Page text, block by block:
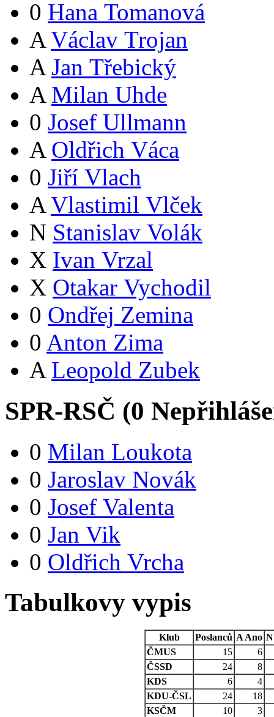
0 Hana Tomanová
A Václav Trojan
A Jan Třebický
A Milan Uhde
0 Josef Ullmann
A Oldřich Váca
0 Jiří Vlach
A Vlastimil Vlček
N Stanislav Volák
X Ivan Vrzal
X Otakar Vychodil
0 Ondřej Zemina
0 Anton Zima
A Leopold Zubek
SPR-RSČ (0
0 Milan Loukota
0 Jaroslav Novák
0 Josef Valenta
0 Jan Vik
0 Oldřich Vrcha
Tabulkovy vypis
Klub Poslanců A Ano N
ČMUS
15
6
ČSSD
24
8
KDS
6
4
KDU-ČSL
24
18
KSČM
10
3